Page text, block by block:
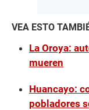
VEA ESTO
La Oroya:
mueren
Huancayo:
pobladores